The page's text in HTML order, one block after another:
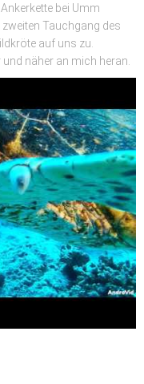
bei Umm
Tauchgang des
auf uns zu.
näher an mich heran.